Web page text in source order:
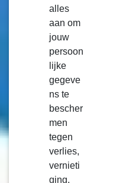
alles
aan om
jouw
persoon
lijke
gegeve
ns te
bescher
men
tegen
verlies,
vernieti
ging,